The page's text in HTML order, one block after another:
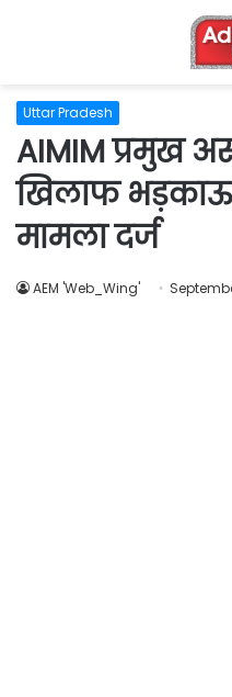
Uttar Pradesh
AIMIM प्रमुख
खिलाफ
मामला दर्ज
AEM 'Web_Wing'